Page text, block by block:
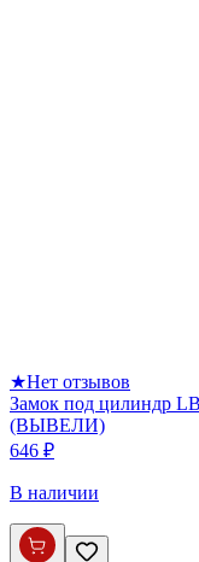
★Нет отзывов
Замок под цилиндр
(ВЫВЕЛИ)
646 ₽
В наличии